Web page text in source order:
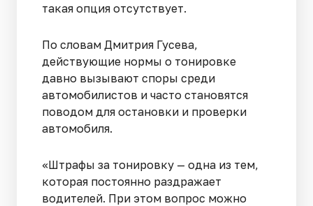
такая опция отсутствует.
По словам Дмитрия Гусева,
действующие нормы о тонировке
давно вызывают споры среди
автомобилистов и часто становятся
поводом для остановки и проверки
автомобиля.
«Штрафы за тонировку — одна из тем,
которая постоянно раздражает
водителей. При этом вопрос можно